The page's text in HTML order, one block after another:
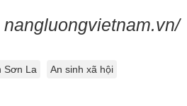
nangluongvietnam.vn/
Sơn La An sinh xã hội